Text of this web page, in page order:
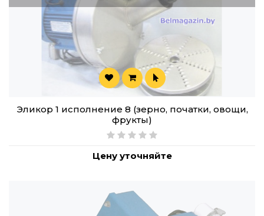
Эликор 1 исполнение 8 (зерно, початки, овощи,
фрукты)
Цену уточняйте